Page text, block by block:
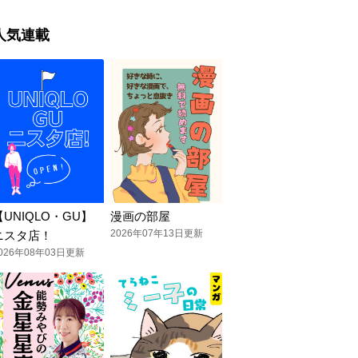
気連載
UNIQLO・GU】
スタ店！
年08年03日更新
漫画の部屋
2026年07年13日更新